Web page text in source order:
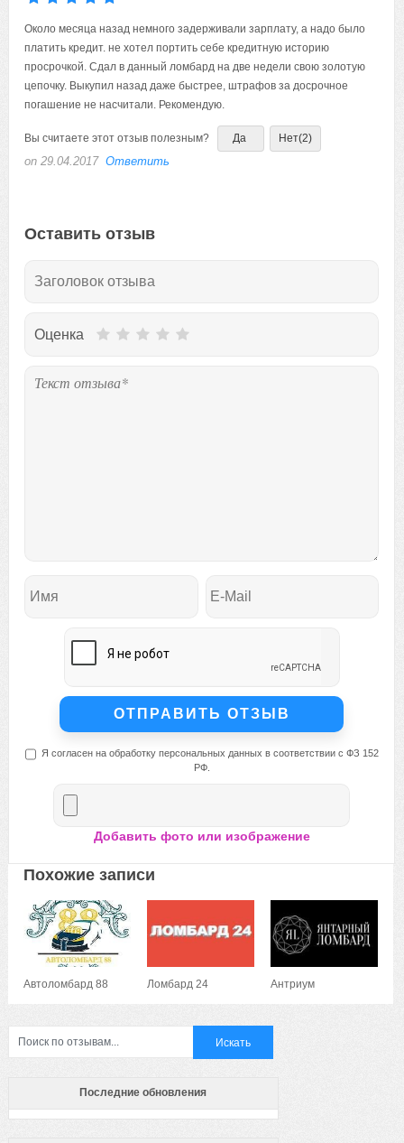
Около месяца назад немного задерживали зарплату, а надо было
платить кредит. не хотел портить себе кредитную историю
просрочкой. Сдал в данный ломбард на две недели свою золотую
цепочку. Выкупил назад даже быстрее, штрафов за досрочное
погашение не насчитали. Рекомендую.
Вы считаете этот отзыв полезным? Да Нет(2)
on 29.04.2017 Ответить
Оставить отзыв
Оценка
Я согласен на обработку персональных данных в соответствии с ФЗ 152
РФ.
Добавить фото или изображение
Похожие записи
Автоломбард 88 Ломбард 24 Антриум
Последние обновления